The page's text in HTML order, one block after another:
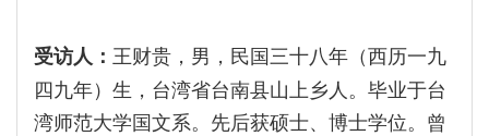
受访人： 王财贵，男，民国三十八年（西历一九
四九年）生，台湾省台南县山上乡人。毕业于台
湾师范大学国文系。先后获硕士、博士学位。曾